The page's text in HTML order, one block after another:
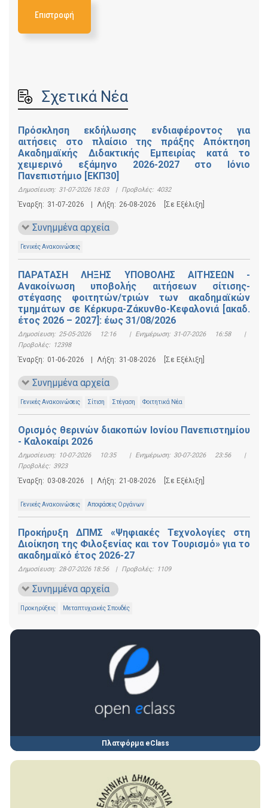
Επιστροφή
Σχετικά Νέα
Πρόσκληση εκδήλωσης ενδιαφέροντος για
αιτήσεις στο πλαίσιο της πράξης Απόκτηση
Ακαδημαϊκής Διδακτικής Εμπειρίας κατά το
χειμερινό εξάμηνο 2026-2027 στο Ιόνιο
Πανεπιστήμιο [ΕΚΠ30]
Δημοσίευση: 31-07-2026 18:03 | Προβολές: 4032
Έναρξη: 31-07-2026 Λήξη: 26-08-2026 [Σε Εξέλιξη]
Συνημμένα αρχεία
Γενικές Ανακοινώσεις
ΠΑΡΑΤΑΣΗ ΛΗΞΗΣ ΥΠΟΒΟΛΗΣ ΑΙΤΗΣΕΩΝ -
Ανακοίνωση υποβολής αιτήσεων σίτισης-
στέγασης φοιτητών/τριών των ακαδημαϊκών
τμημάτων σε Κέρκυρα-Ζάκυνθο-Κεφαλονιά [ακαδ.
έτος 2026 – 2027]: έως 31/08/2026
Δημοσίευση: 25-05-2026 12:16 | Ενημέρωση: 31-07-2026 16:58
|
Προβολές: 12398
Έναρξη: 01-06-2026 Λήξη: 31-08-2026 [Σε Εξέλιξη]
Συνημμένα αρχεία
Γενικές Ανακοινώσεις Σίτιση Στέγαση Φοιτητικά Νέα
Ορισμός θερινών διακοπών Ιονίου Πανεπιστημίου
- Καλοκαίρι 2026
Δημοσίευση: 10-07-2026 10:35 | Ενημέρωση: 30-07-2026 23:56
|
Προβολές: 3923
Έναρξη: 03-08-2026 Λήξη: 21-08-2026 [Σε Εξέλιξη]
Γενικές Ανακοινώσεις Αποφάσεις Οργάνων
Προκήρυξη ΔΠΜΣ «Ψηφιακές Τεχνολογίες στη
Διοίκηση της Φιλοξενίας και τον Τουρισμό» για το
ακαδημαϊκό έτος 2026-27
Δημοσίευση: 28-07-2026 18:56 | Προβολές: 1109
Συνημμένα αρχεία
Προκηρύξεις Μεταπτυχιακές Σπουδές
Πλατφόρμα eClass